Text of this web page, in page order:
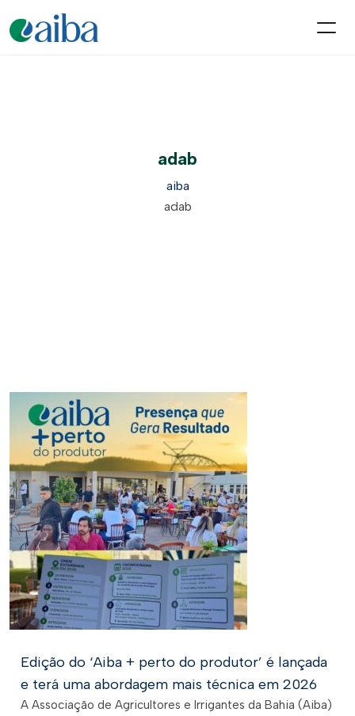
adab
aiba
adab
Edição do ‘Aiba + perto do produtor’ é lançada
e terá uma abordagem mais técnica em 2026
A Associação de Agricultores e Irrigantes da Bahia (Aiba)